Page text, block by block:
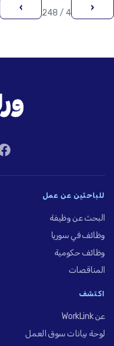
‹
4 / 248
›
للباحثين عن عمل
البحث عن وظيفة
وظائف في سوريا
وظائف حكومية
المناقصات
اكتشف
عن WorkLink
لوحة بيانات سوق العمل